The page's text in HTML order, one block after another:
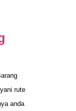
rute
anda